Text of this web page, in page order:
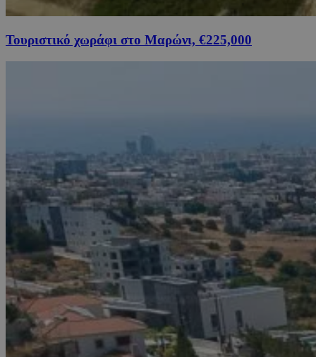
Τουριστικό χωράφι στο Μαρώνι, €225,000